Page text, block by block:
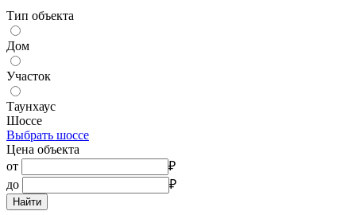
Тип объекта
Дом
Участок
Таунхаус
Шоссе
Выбрать шоссе
Цена объекта
от
₽
до
₽
Найти